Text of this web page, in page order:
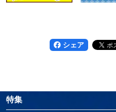
シェア
特集